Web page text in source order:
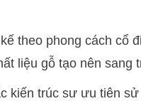
theo phong cách cổ
liệu gỗ tạo nên sang
kiến trúc sư ưu tiên